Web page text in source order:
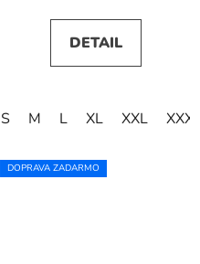
DETAIL
S M L XL XXL
DOPRAVA ZADARMO